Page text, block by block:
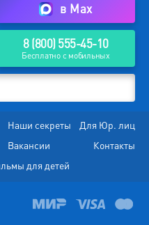
в Max
8 (800) 555-45-10
Бесплатно с мобильных
Наши секреты
Для Юр. лиц
Вакансии
Контакты
для детей